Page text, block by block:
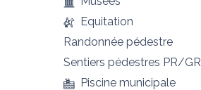
Equitation
Randonnée pédestre
Sentiers pédestres PR/GR
Piscine municipale